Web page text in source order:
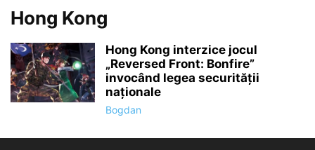
Hong Kong
Hong Kong interzice jocul
„Reversed Front: Bonfire”
invocând legea securității
naționale
Bogdan